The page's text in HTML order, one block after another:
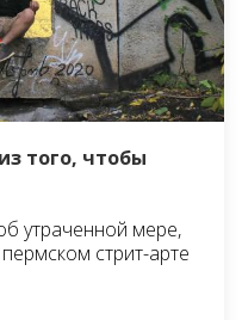
того, чтобы
утраченной мере,
стрит-арте